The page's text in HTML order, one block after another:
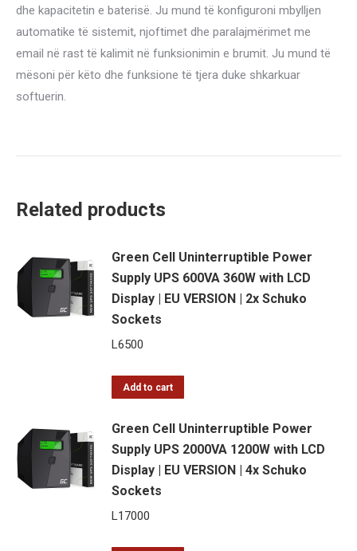
dhe kapacitetin e baterisë. Ju mund të konfiguroni mbylljen
automatike të sistemit, njoftimet dhe paralajmërimet me
email në rast të kalimit në funksionimin e brumit. Ju mund të
mësoni për këto dhe funksione të tjera duke shkarkuar
softuerin.
Related products
Green Cell Uninterruptible Power
Supply UPS 600VA 360W with LCD
Display | EU VERSION | 2x Schuko
Sockets
L 6500
Add to cart
Green Cell Uninterruptible Power
Supply UPS 2000VA 1200W with LCD
Display | EU VERSION | 4x Schuko
Sockets
L 17000